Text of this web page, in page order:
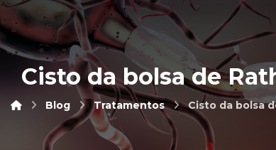
Cisto da bolsa de
Blog Tratamentos Cisto da bolsa